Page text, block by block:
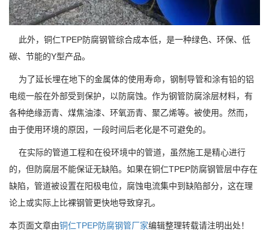
此外，铜仁TPEP防腐钢管综合成本低，是一种绿色、环保、低
碳、节能的Y型产品。
为了延长埋在地下的金属体的使用寿命，钢制导管和涂有铅的铝
电缆一般在外部受到保护，以防腐蚀。作为钢管防腐涂层材料，有
各种绝缘沥青、煤焦油漆、环氧沥青、聚乙烯等。被使用。然而，
由于使用环境的原因，一段时间后老化是不可避免的。
在实际的管道工程和在役环境中的管道，虽然施工是精心进行
的，但防腐层不能保证无缺陷。如果在铜仁TPEP防腐钢管层中存在
缺陷，管道被设置在阳极电位，腐蚀电流集中到缺陷部分，这在理
论上或实际上比裸钢管更快地导致穿孔。
本页面文章由铜仁TPEP防腐钢管厂家编辑整理转载请注明出处！